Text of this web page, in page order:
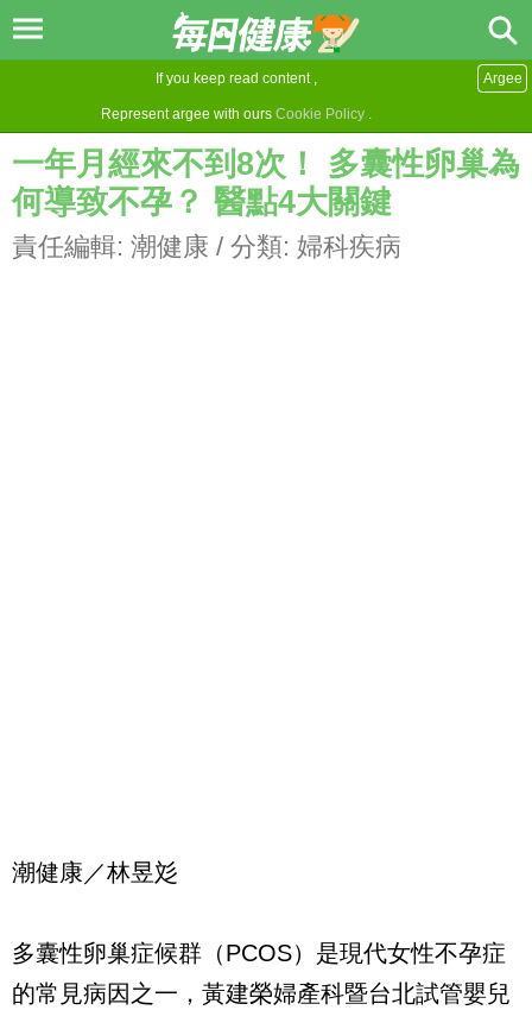
If you keep read content ,
Represent argee with ours Cookie Policy .
Argee
一年月經來不到8次！ 多囊性卵巢為
何導致不孕？ 醫點4大關鍵
責任編輯: 潮健康 / 分類: 婦科疾病
潮健康／林昱彣
多囊性卵巢症候群（PCOS）是現代女性不孕症
的常見病因之一，黃建榮婦產科暨台北試管嬰兒